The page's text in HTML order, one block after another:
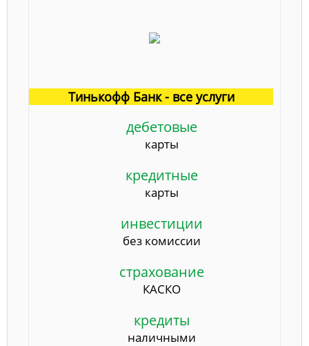
Тинькофф Банк - все услуги
дебетовые
карты
кредитные
карты
инвестиции
без комиссии
страхование
КАСКО
кредиты
наличными